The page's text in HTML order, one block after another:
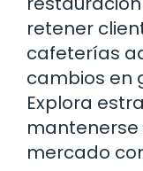
retener
cafeterías
cambios en
Explora
mantenerse
mercado